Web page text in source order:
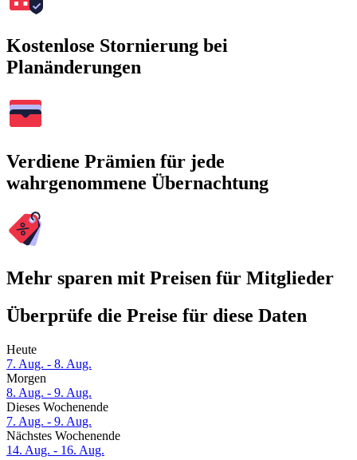
Kostenlose Stornierung bei
Planänderungen
Verdiene Prämien für jede
wahrgenommene Übernachtung
Mehr sparen mit Preisen für Mitglieder
Überprüfe die Preise für diese Daten
Heute
7. Aug. - 8. Aug.
Morgen
8. Aug. - 9. Aug.
Dieses Wochenende
7. Aug. - 9. Aug.
Nächstes Wochenende
14. Aug. - 16. Aug.